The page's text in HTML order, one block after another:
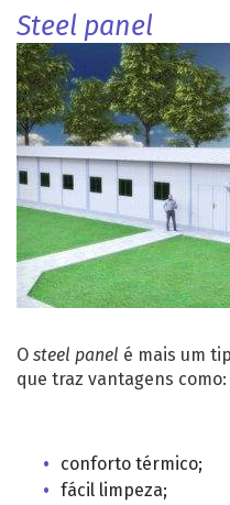
Steel panel
O steel panel é mais um
que traz vantagens como:
conforto térmico;
fácil limpeza;